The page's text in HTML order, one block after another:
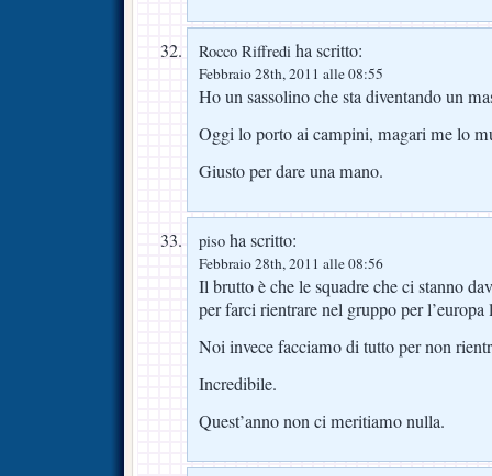
Rocco Riffredi ha scritto:
Febbraio 28th, 2011 alle 08:55
Ho un sassolino che sta diventando un
Oggi lo porto ai campini, magari me lo
Giusto per dare una mano.
piso ha scritto:
Febbraio 28th, 2011 alle 08:56
Il brutto è che le squadre che ci stanno
per farci rientrare nel gruppo per l’europa
Noi invece facciamo di tutto per non
Incredibile.
Quest’anno non ci meritiamo nulla.